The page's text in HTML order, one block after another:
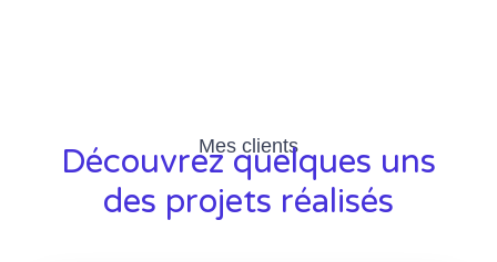
Mes clients
Découvrez quelques uns
des projets réalisés